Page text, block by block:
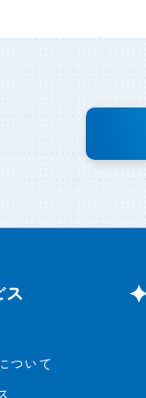
ス
ついて